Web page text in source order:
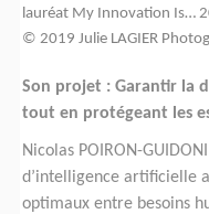
lauréat My Innovation Is…
© 2019 Julie LAGIER
Son projet : Garantir la
tout en protégeant les
Nicolas POIRON-
d’intelligence artificielle
optimaux entre besoins